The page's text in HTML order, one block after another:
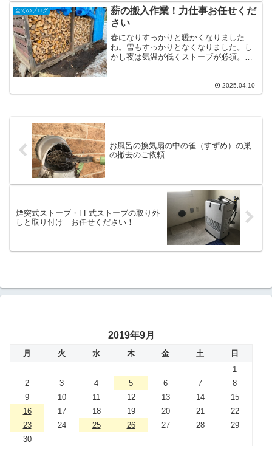
食べ物も美味しいですし、色々と食べ歩
きもしたいところです。（...
全てのブログ
薪の搬入作業！力仕事お任せくだ
さい
春になりすっかりと暖かくなりました
ね。雪もすっかりとなくなりました。し
かし夜は気温が低くストーブが必須。寒
はないので、たとえ元気であろうと無茶
はできません。体調管理は大...
2025.04.10
お風呂の換気扇の中の雀（すずめ）の巣
の撤去のご依頼
煙突式ストーブ・FF式ストーブの取り外
しと取り付け お任せください！
2019年9月
月 火 水 木 金 土
日
1
2
3 4 5 6 7
8
9
10 11 12 13 14
15
16
17 18 19 20 21
22
23
24 25 26 27 28
29
30